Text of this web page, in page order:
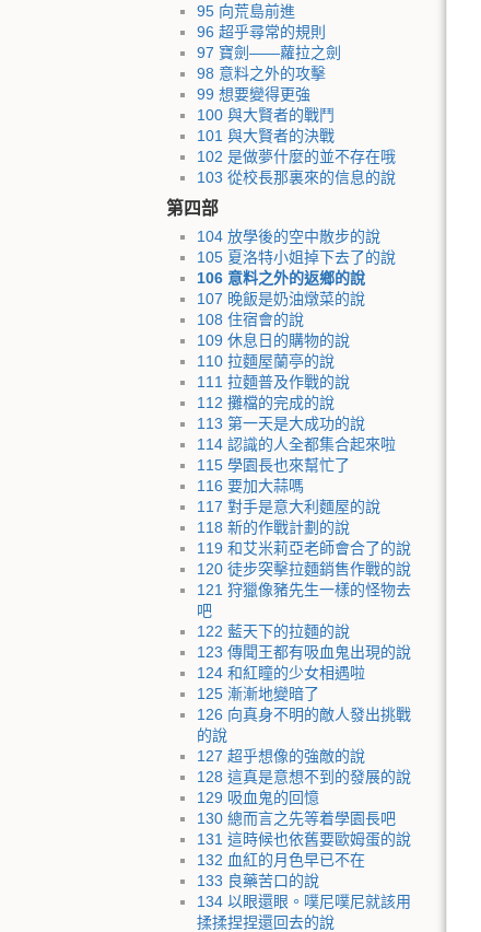
95 向荒島前進
96 超乎尋常的規則
97 寶劍——蘿拉之劍
98 意料之外的攻擊
99 想要變得更強
100 與大賢者的戰鬥
101 與大賢者的決戰
102 是做夢什麼的並不存在哦
103 從校長那裏來的信息的說
第四部
104 放學後的空中散步的說
105 夏洛特小姐掉下去了的說
106 意料之外的返鄉的說
107 晚飯是奶油燉菜的說
108 住宿會的說
109 休息日的購物的說
110 拉麵屋蘭亭的說
111 拉麵普及作戰的說
112 攤檔的完成的說
113 第一天是大成功的說
114 認識的人全都集合起來啦
115 學園長也來幫忙了
116 要加大蒜嗎
117 對手是意大利麵屋的說
118 新的作戰計劃的說
119 和艾米莉亞老師會合了的說
120 徒步突擊拉麵銷售作戰的說
121 狩獵像豬先生一樣的怪物去
吧
122 藍天下的拉麵的說
123 傳聞王都有吸血鬼出現的說
124 和紅瞳的少女相遇啦
125 漸漸地變暗了
126 向真身不明的敵人發出挑戰
的說
127 超乎想像的強敵的說
128 這真是意想不到的發展的說
129 吸血鬼的回憶
130 總而言之先等着學園長吧
131 這時候也依舊要歐姆蛋的說
132 血紅的月色早已不在
133 良藥苦口的說
134 以眼還眼。噗尼噗尼就該用
揉揉捏捏還回去的說